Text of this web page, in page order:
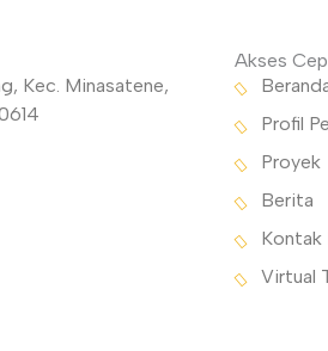
Kec. Minasatene,
Akses
Profil
Proyek
Berita
Kontak
Virtual